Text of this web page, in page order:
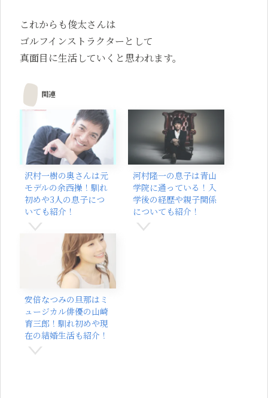
これからも俊太さんは
ゴルフインストラクターとして
真面目に生活していくと思われます。
関連
沢村一樹の奥さんは元
モデルの余西操！馴れ
初めや3人の息子につ
いても紹介！
河村隆一の息子は青山
学院に通っている！入
学後の経歴や親子関係
についても紹介！
安倍なつみの旦那はミ
ュージカル俳優の山崎
育三郎！馴れ初めや現
在の結婚生活も紹介！